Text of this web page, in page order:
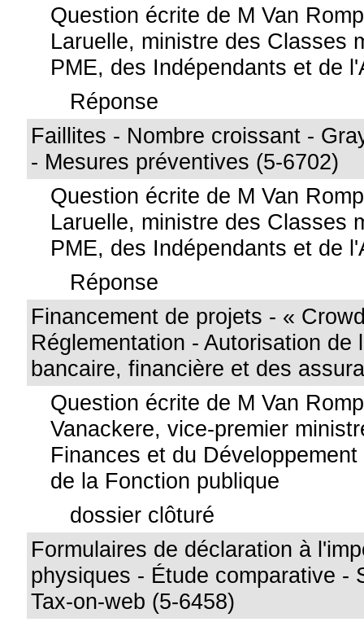
Question écrite de M Van
Laruelle, ministre des Classes
PME, des Indépendants et de
Réponse
Faillites - Nombre croissant -
- Mesures préventives (5-6702)
Question écrite de M Van
Laruelle, ministre des Classes
PME, des Indépendants et de
Réponse
Financement de projets - «
Réglementation - Autorisation de
bancaire, financière et des
Question écrite de M Van
Vanackere, vice-premier
Finances et du
de la Fonction publique
dossier clôturé
Formulaires de déclaration à
physiques - Étude comparative -
Tax-on-web (5-6458)